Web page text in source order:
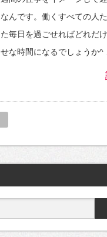
なんです。働くすべての人
た毎日を過ごせればどれだ
せな時間になるでしょうか^